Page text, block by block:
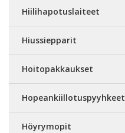
Hiilihapotuslaiteet
Hiussiepparit
Hoitopakkaukset
Hopeankiillotuspyyhkeet
Höyrymopit